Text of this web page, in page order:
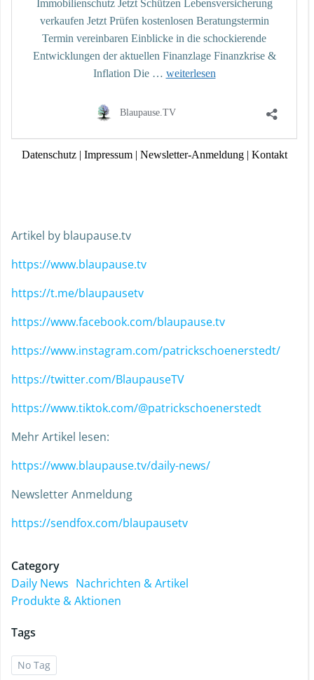
Artikel by blaupause.tv
https://www.blaupause.tv
https://t.me/blaupausetv
https://www.facebook.com/blaupause.tv
https://www.instagram.com/patrickschoenerstedt/
https://twitter.com/BlaupauseTV
https://www.tiktok.com/@patrickschoenerstedt
Mehr Artikel lesen:
https://www.blaupause.tv/daily-news/
Newsletter Anmeldung
https://sendfox.com/blaupausetv
Category
Daily News Nachrichten & Artikel
Produkte & Aktionen
Tags
No Tag